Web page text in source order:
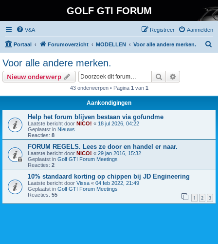
GOLF GTI FORUM
V&A Aanmelden
Registreer
Portaal Forumoverzicht MODELLEN Voor alle andere merken.
Voor alle andere merken.
Nieuw onderwerp Zoek
43 onderwerpen • Pagina 1 van 1
Aankondigingen
Help het forum blijven bestaan via gofundme
Laatste bericht door NICO! « 18 jul 2026, 04:22
Geplaatst in Nieuws
Reacties: 8
FORUM REGELS. Lees ze door en handel er naar.
Laatste bericht door NICO! « 29 jan 2016, 15:32
Geplaatst in Golf GTI Forum Meetings
Reacties: 2
10% standaard korting op chippen bij JD Engineering
Laatste bericht door Vissa « 04 feb 2022, 21:49
Geplaatst in Golf GTI Forum Meetings
Reacties: 55 1 2 3